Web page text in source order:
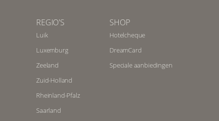
REGIO'S
Luik
Luxemburg
Zeeland
Zuid-Holland
Rheinland-Pfalz
Saarland
SHOP
Hotelcheque
DreamCard
Speciale aanbiedingen